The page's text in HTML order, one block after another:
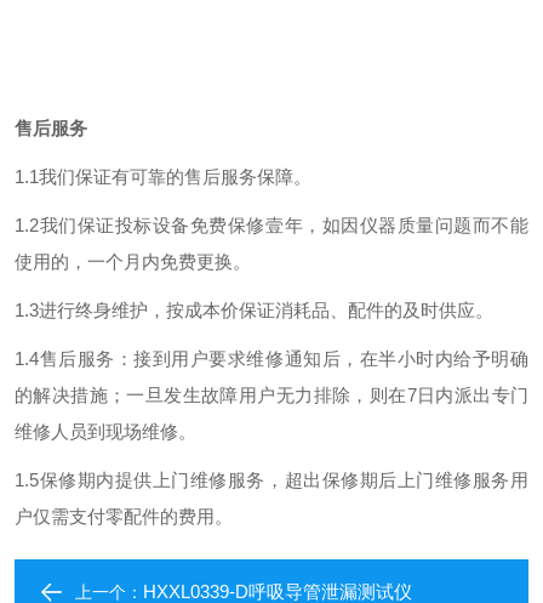
售后服务
1.1我们保证有可靠的售后服务保障。
1.2我们保证投标设备免费保修壹年，如因仪器质量问题而不能
使用的，一个月内免费更换。
1.3进行终身维护，按成本价保证消耗品、配件的及时供应。
1.4售后服务：接到用户要求维修通知后，在半小时内给予明确
的解决措施；一旦发生故障用户无力排除，则在7日内派出专门
维修人员到现场维修。
1.5保修期内提供上门维修服务，超出保修期后上门维修服务用
户仅需支付零配件的费用。
上一个： HXXL0339-D呼吸导管泄漏测试仪